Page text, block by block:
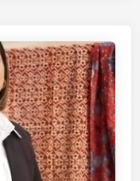
i
R
a
y
a
D
e